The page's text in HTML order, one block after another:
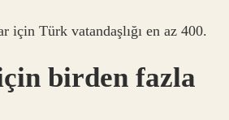
için Türk vatandaşlığı en az 400.
birden fazla